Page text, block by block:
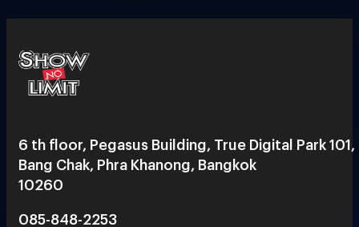
6 th floor, Pegasus Building, True Digital Park 101,
Bang Chak, Phra Khanong, Bangkok
10260
085-848-2253